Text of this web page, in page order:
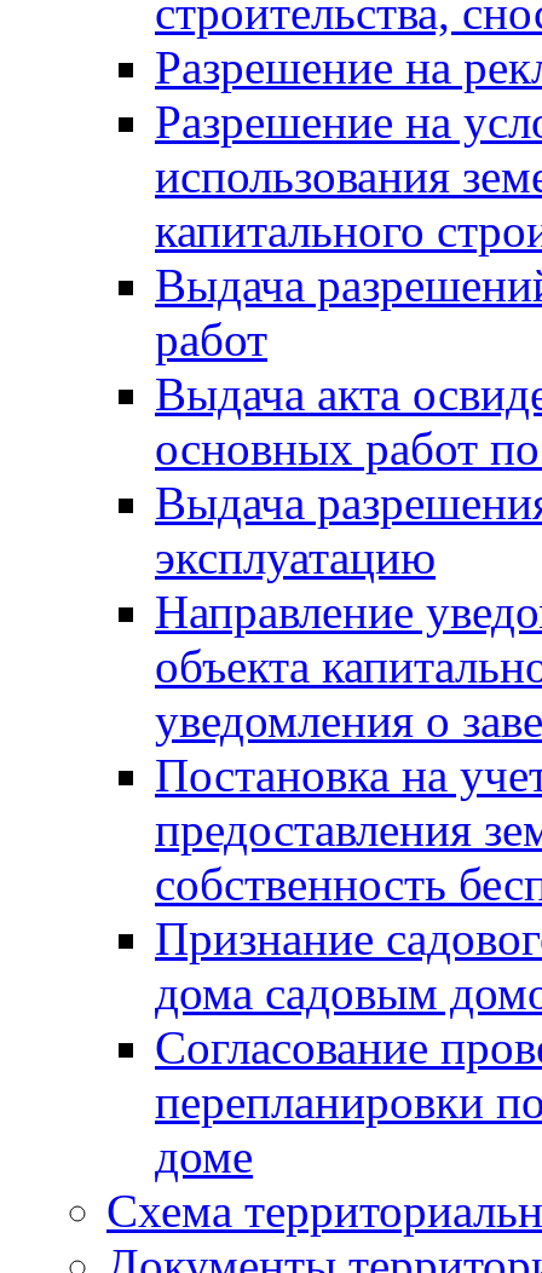
строительства,
Разрешение на
Разрешение на
использования
капитального
Выдача
работ
Выдача акта
основных работ
Выдача
эксплуатацию
Направление
объекта
уведомления о
Постановка на
предоставления
собственность
Признание
дома садовым
Согласование
перепланировки
доме
Схема